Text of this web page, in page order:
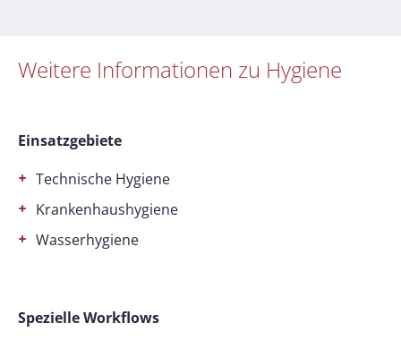
Weitere Informationen zu Hygiene
Einsatzgebiete
Technische Hygiene
Krankenhaushygiene
Wasserhygiene
Spezielle Workflows